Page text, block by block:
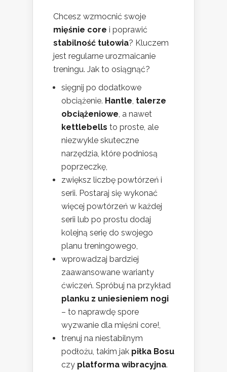
Chcesz wzmocnić swoje
mięśnie core i poprawić
stabilność tułowia? Kluczem
jest regularne urozmaicanie
treningu. Jak to osiągnąć?
sięgnij po dodatkowe
obciążenie. Hantle talerze
obciążeniowe , a nawet
kettlebells to proste, ale
niezwykle skuteczne
narzędzia, które podniosą
poprzeczkę,
zwiększ liczbę powtórzeń i
serii. Postaraj się wykonać
więcej powtórzeń w każdej
serii lub po prostu dodaj
kolejną serię do swojego
planu treningowego,
wprowadzaj bardziej
zaawansowane warianty
ćwiczeń. Spróbuj na przykład
planku z uniesieniem nogi
– to naprawdę spore
wyzwanie dla mięśni core!,
trenuj na niestabilnym
podłożu, takim jak piłka Bosu
czy platforma wibracyjna.